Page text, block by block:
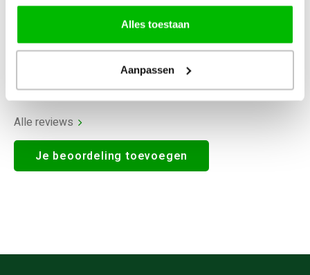
Alles toestaan
Aanpassen
0Reviews
Alle reviews
Je beoordeling toevoegen